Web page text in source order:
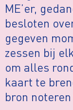
ME’er,
besloten
gegeven
zessen bij
om alles
kaart te
bron